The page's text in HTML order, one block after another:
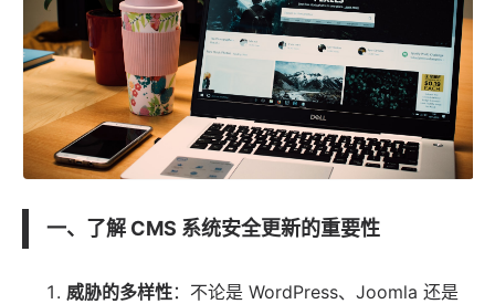
一、了解 CMS 系统安全更新的重要性
威胁的多样性：不论是 WordPress、 Joomla 还是